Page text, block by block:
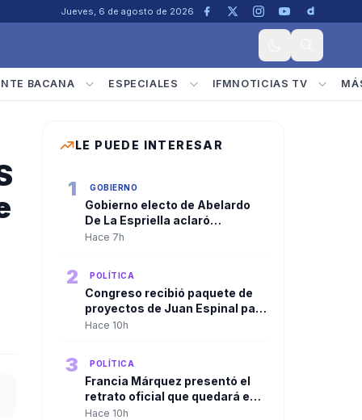
Jueves, 6 de agosto de 2026
BACANA ESPECIALES IFMNOTICIAS TV
LE PUEDE INTERESAR
1 GOBIERNO
Gobierno electo de Abelardo
De La Espriella aclaró
convocatoria a diplomáticos
Hace 7h
2 POLÍTICA
Congreso recibió paquete de
proyectos de Juan Espinal para
blindar la seguridad energética
Hace 10h
3 POLÍTICA
Francia Márquez presentó el
retrato oficial que quedará en
la Casa Vicepresidencial al
Hace 10h